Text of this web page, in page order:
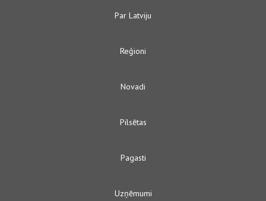
Par Latviju
Reģioni
Novadi
Pilsētas
Pagasti
Uzņēmumi